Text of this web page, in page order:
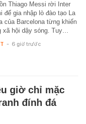
Thiago Messi rời Inter
để gia nhập lò đào tạo La
của Barcelona từng khiến
xã hội dậy sóng. Tuy…
- 6 giờ trước
giờ chỉ mặc
đính đá